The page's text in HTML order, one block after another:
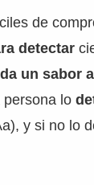
de
detectar
un sabor
persona lo
y si no lo